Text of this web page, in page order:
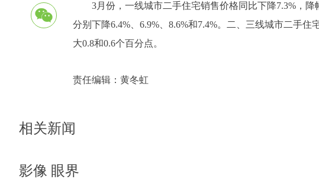
3月份，一线城市二手住宅销售价格同比下降7.3%，
分别下降6.4%、6.9%、8.6%和7.4%。二、三线城市二手
大0.8和0.6个百分点。
责任编辑： 黄冬虹
相关新闻
影像 眼界